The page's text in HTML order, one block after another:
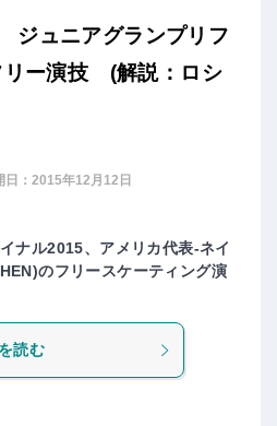
ジュニアグランプリフ
ー演技 (解説：ロシ
日： 2015年12月12日
ナル2015、アメリカ代表-ネイ
のフリースケーティング演
読む